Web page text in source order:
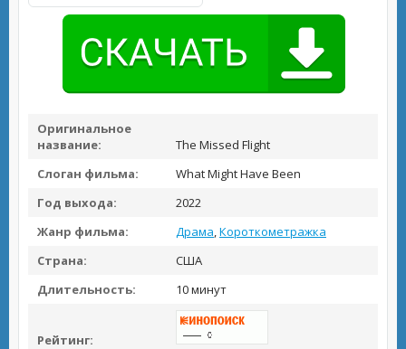
Оригинальное
название:
The Missed Flight
Слоган фильма:
What Might Have Been
Год выхода:
2022
Жанр фильма:
Драма,Короткометражка
Страна:
США
Длительность:
10 минут
Рейтинг: